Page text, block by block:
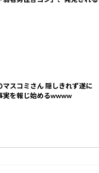
マスコミさん 隠しきれず遂に
実を報じ始めるwwww